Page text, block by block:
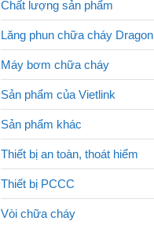
Chất lượng sản phẩm
Lăng phun chữa cháy Dragon
Máy bơm chữa cháy
Sản phẩm của Vietlink
Sản phẩm khác
Thiết bị an toàn, thoát hiểm
Thiết bị PCCC
Vòi chữa cháy